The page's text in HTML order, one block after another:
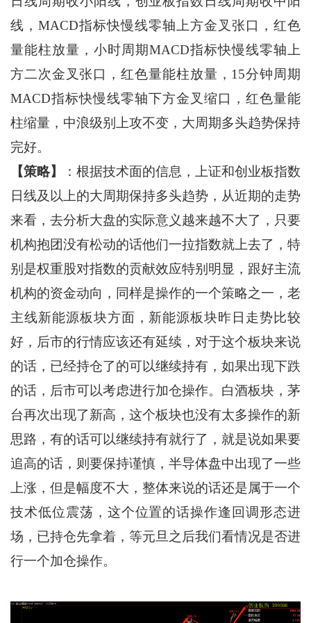
线，MACD指标快慢线零轴上方金叉张口，红色
量能柱放量，小时周期MACD指标快慢线零轴上
方二次金叉张口，红色量能柱放量，15分钟周期
MACD指标快慢线零轴下方金叉缩口，红色量能
柱缩量，中浪级别上攻不变，大周期多头趋势保持
完好。
【策略】
：根据技术面的信息，上证和创业板指数
日线及以上的大周期保持多头趋势，从近期的走势
来看，去分析大盘的实际意义越来越不大了，只要
机构抱团没有松动的话他们一拉指数就上去了，特
别是权重股对指数的贡献效应特别明显，跟好主流
机构的资金动向，同样是操作的一个策略之一，老
主线新能源板块方面，新能源板块昨日走势比较
好，后市的行情应该还有延续，对于这个板块来说
的话，已经持仓了的可以继续持有，如果出现下跌
的话，后市可以考虑进行加仓操作。白酒板块，茅
台再次出现了新高，这个板块也没有太多操作的新
思路，有的话可以继续持有就行了，就是说如果要
追高的话，则要保持谨慎，半导体盘中出现了一些
上涨，但是幅度不大，整体来说的话还是属于一个
技术低位震荡，这个位置的话操作逢回调形态进
场，已持仓先拿着，等元旦之后我们看情况是否进
行一个加仓操作。